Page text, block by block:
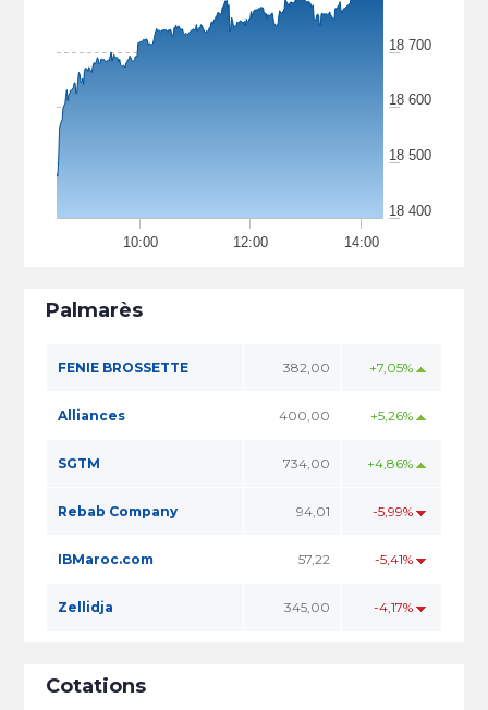
10:00 12:00 14:00
18 400
18 500
18 600
18 700
Palmarès
FENIE BROSSETTE 382,00 +7,05%
Alliances 400,00 +5,26%
SGTM 734,00 +4,86%
Rebab Company 94,01 -5,99%
IBMaroc.com 57,22 -5,41%
Zellidja 345,00 -4,17%
Cotations